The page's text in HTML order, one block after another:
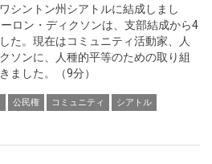
シントン州シアトルに結成しまし
ロン・ディクソンは、支部結成から4
た。現在はコミュニティ活動家、人
ソンに、人種的平等のための取り組
ました。（9分）
公民権 コミュニティ シアトル